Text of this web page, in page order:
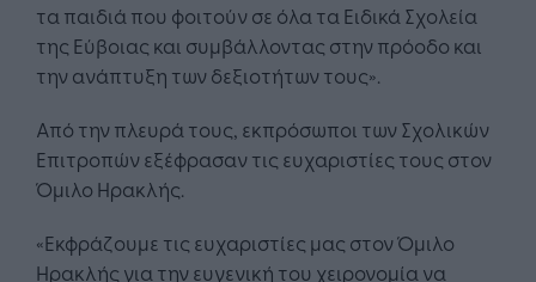
τα παιδιά που φοιτούν σε όλα τα Ειδικά Σχολεία
της Εύβοιας και συμβάλλοντας στην πρόοδο και
την ανάπτυξη των δεξιοτήτων τους».
Από την πλευρά τους, εκπρόσωποι των Σχολικών
Επιτροπών εξέφρασαν τις ευχαριστίες τους στον
Όμιλο Ηρακλής.
«Εκφράζουμε τις ευχαριστίες μας στον Όμιλο
Ηρακλής για την ευγενική του χειρονομία να